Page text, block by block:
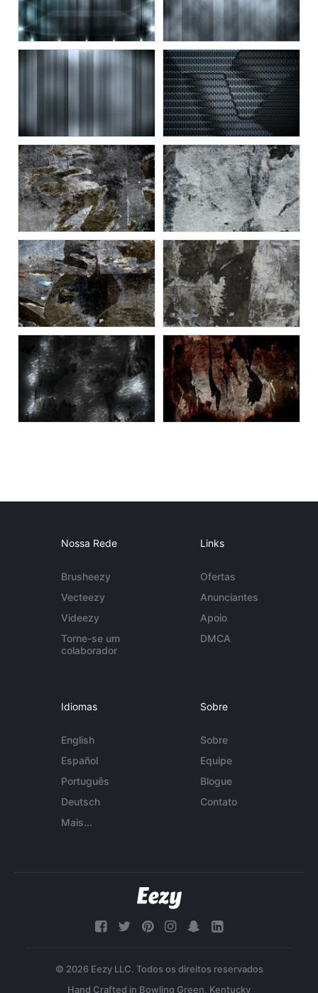
Nossa Rede
Brusheezy
Vecteezy
Videezy
Torne-se um
colaborador
Links
Ofertas
Anunciantes
Apoio
DMCA
Idiomas
English
Español
Português
Deutsch
Mais...
Sobre
Sobre
Equipe
Blogue
Contato
© 2026 Eezy LLC. Todos os direitos reservados